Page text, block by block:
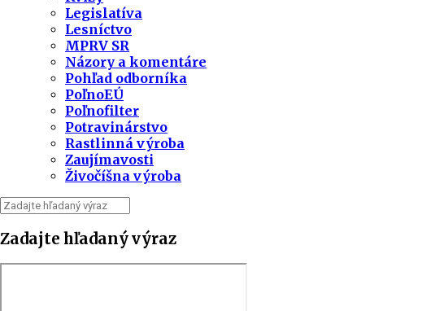
Legislatíva
Lesníctvo
MPRV SR
Názory a komentáre
Pohľad odborníka
PoľnoEÚ
Poľnofilter
Potravinárstvo
Rastlinná výroba
Zaujímavosti
Živočíšna výroba
Zadajte hľadaný výraz